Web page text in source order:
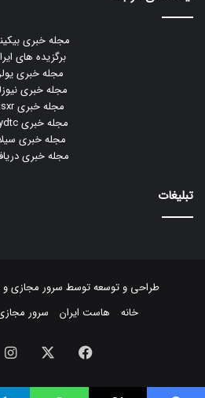
مجله خبری
برگزیده های
مجله خبری
مجله خبری
مجله خبری gsxr
مجله خبری mydtc
مجله خبری
مجله خبری
تبلیغات
طراحی و توسعه توسط سرور مجازیو
خانه
هاست ایران سرور
فیسبوک ایکس